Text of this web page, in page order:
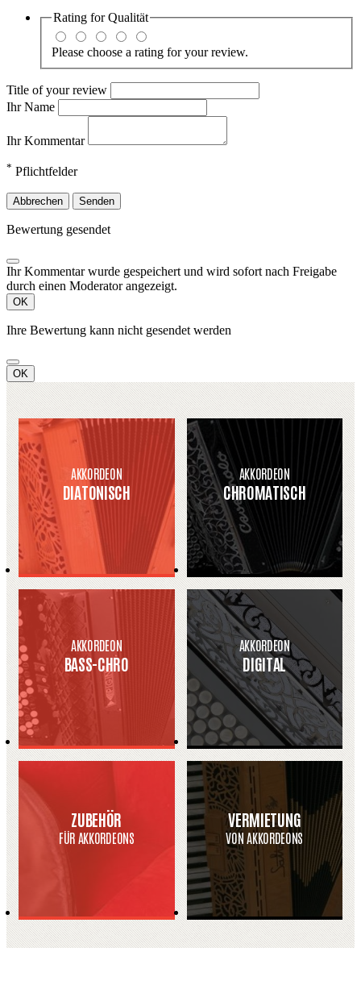
Rating forQualität
Please choose a rating for your review.
Title of your review
Ihr Name
Ihr Kommentar
* Pflichtfelder
Abbrechen Senden
Bewertung gesendet
Ihr Kommentar wurde gespeichert und wird sofort nach Freigabe
durch einen Moderator angezeigt.
OK
Ihre Bewertung kann nicht gesendet werden
OK
AKKORDEON
DIATONISCH
AKKORDEON
CHROMATISCH
AKKORDEON
BASS-CHRO
AKKORDEON
DIGITAL
ZUBEHÖR
FÜR AKKORDEONS
VERMIETUNG
VON AKKORDEONS